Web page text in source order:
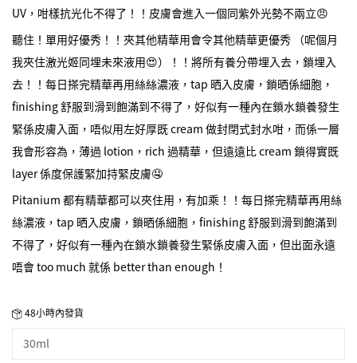
UV，咁樣抗光化不得了！！皮膚會進入一個同紫外光勢不兩立😠
聽住！單用好優秀！！夾其他精華用會令其他精華更優秀 （呢個月
我夾住激光姬同埋未來液用😍）！！將所有養分帶埋入去，鎖埋入
去！！每日搽完精華再用絲絲濃液，tap 晒入皮膚，鎖晒係細胞，
finishing 舒服到滑到飽滿到不得了，好似有一種內在鎖水鎖養發生
緊係皮膚入面，唔似用左好厚既 cream 做封閉式封水咁，而係一層
我會形容為，薄過 lotion，rich 過精華，但遠遠比 cream 鎖得實既
layer 係度保護緊加持緊皮膚🤤
Pitanium 都有精華都可以夾住用，有加乘！！每日搽完精華再用絲
絲濃液，tap 晒入皮膚，鎖晒係細胞，finishing 舒服到滑到飽滿到
不得了，好似有一種內在鎖水鎖養發生緊係皮膚入面，但出面永遠
唔會 too much 就係 better than enough！
48小時內發貨
30ml